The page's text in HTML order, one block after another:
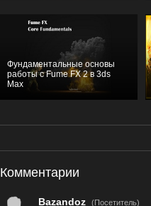
Фундаментальные основы
работы с Fume FX 2 в 3ds
Max
Комментарии
Bazandoz (Посетитель)